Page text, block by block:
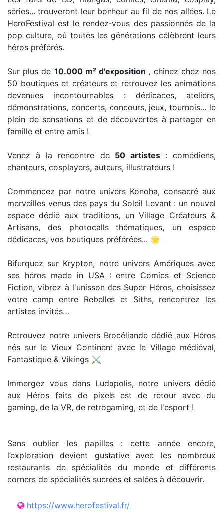
séries... trouveront leur bonheur au fil de nos allées. Le
HeroFestival est le rendez-vous des passionnés de la
pop culture, où toutes les générations célèbrent leurs
héros préférés.
Sur plus de 10.000 m² d'exposition , chinez chez nos
50 boutiques et créateurs et retrouvez les animations
devenues incontournables : dédicaces, ateliers,
démonstrations, concerts, concours, jeux, tournois... le
plein de sensations et de découvertes à partager en
famille et entre amis !
Venez à la rencontre de 50 artistes : comédiens,
chanteurs, cosplayers, auteurs, illustrateurs !
Commencez par notre univers Konoha, consacré aux
merveilles venus des pays du Soleil Levant : un nouvel
espace dédié aux traditions, un Village Créateurs &
Artisans, des photocalls thématiques, un espace
dédicaces, vos boutiques préférées... 🌟
Bifurquez sur Krypton, notre univers Amériques avec
ses héros made in USA : entre Comics et Science
Fiction, vibrez à l'unisson des Super Héros, choisissez
votre camp entre Rebelles et Siths, rencontrez les
artistes invités…
Retrouvez notre univers Brocéliande dédié aux Héros
nés sur le Vieux Continent avec le Village médiéval,
Fantastique & Vikings ⚔️
Immergez vous dans Ludopolis, notre univers dédié
aux Héros faits de pixels est de retour avec du
gaming, de la VR, de retrogaming, et de l'esport !
Sans oublier les papilles : cette année encore,
l’exploration devient gustative avec les nombreux
restaurants de spécialités du monde et différents
corners de spécialités sucrées et salées à découvrir.
https://www.herofestival.fr/